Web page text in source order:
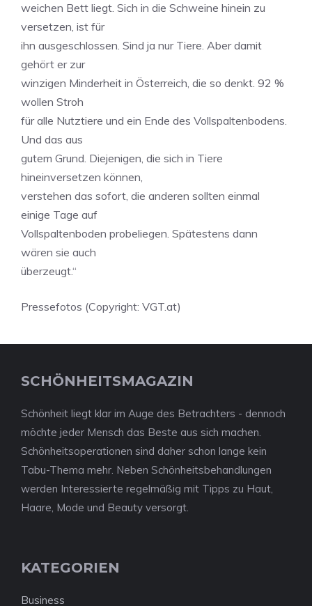
weichen Bett liegt. Sich in die Schweine hinein zu
versetzen, ist für
ihn ausgeschlossen. Sind ja nur Tiere. Aber damit
gehört er zur
winzigen Minderheit in Österreich, die so denkt. 92 %
wollen Stroh
für alle Nutztiere und ein Ende des Vollspaltenbodens.
Und das aus
gutem Grund. Diejenigen, die sich in Tiere
hineinversetzen können,
verstehen das sofort, die anderen sollten einmal
einige Tage auf
Vollspaltenboden probeliegen. Spätestens dann
wären sie auch
überzeugt.“
Pressefotos (Copyright: VGT.at)
SCHÖNHEITSMAGAZIN
Schönheit liegt klar im Auge des Betrachters - dennoch
möchte jeder Mensch das Beste aus sich machen.
Schönheitsoperationen sind daher schon lange kein
Tabu-Thema mehr. Neben Schönheitsbehandlungen
werden Interessierte regelmäßig mit Tipps zu Haut,
Haare, Mode und Beauty versorgt.
KATEGORIEN
Business